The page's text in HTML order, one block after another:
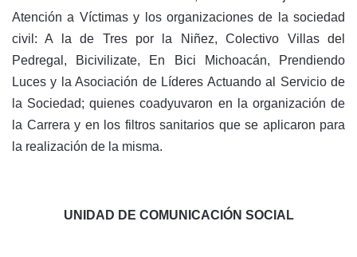
Atención a Víctimas y los organizaciones de la sociedad
civil: A la de Tres por la Niñez, Colectivo Villas del
Pedregal, Bicivilizate, En Bici Michoacán, Prendiendo
Luces y la Asociación de Líderes Actuando al Servicio de
la Sociedad; quienes coadyuvaron en la organización de
la Carrera y en los filtros sanitarios que se aplicaron para
la realización de la misma.
UNIDAD DE COMUNICACIÓN SOCIAL